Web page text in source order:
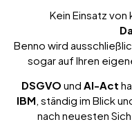
Kein Einsatz
Benno wird
sogar auf Ihren
DSGVO und AI-Act
IBM, ständig im Blick
nach neuesten